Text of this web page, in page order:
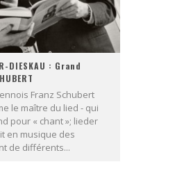
DIESKAU : Grand
Franz Schubert
le maître du lied - qui
pour « chant »; lieder
en musique des
de différents...